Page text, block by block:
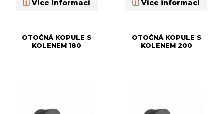
Více informací Více informací
OTOČNÁ KOPULE S
KOLENEM 180
OTOČNÁ KOPULE S
KOLENEM 200